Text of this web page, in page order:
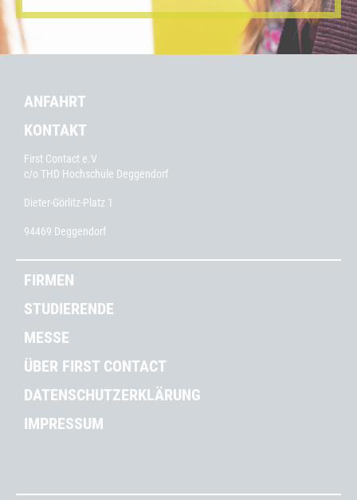
ANFAHRT
KONTAKT
First Contact e.V
c/o THD Hochschule Deggendorf
Dieter-Görlitz-Platz 1
94469 Deggendorf
FIRMEN
STUDIERENDE
MESSE
ÜBER FIRST CONTACT
DATENSCHUTZERKLÄRUNG
IMPRESSUM